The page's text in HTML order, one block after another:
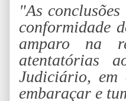
"As
conformidade
amparo na
atentatórias
Judiciário, em
embaraçar e